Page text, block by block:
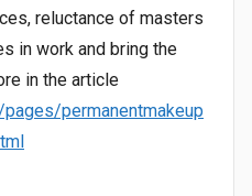
reluctance of masters
in work and bring the
in the article
permanentmakeup